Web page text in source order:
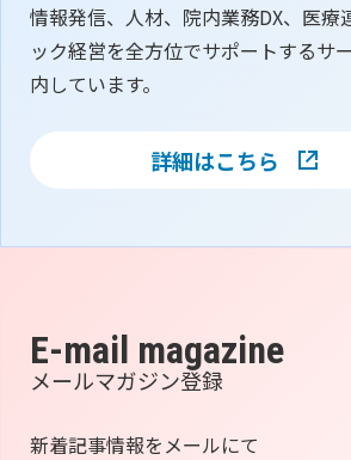
情報発信、人材、院内業務DX、医療
ック経営を全方位でサポートするサ
内しています。
詳細はこちら
E-mail magazine
メールマガジン登録
新着記事情報をメールにて